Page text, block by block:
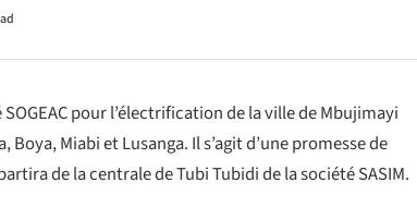
pour l’électrification de la ville de Mbujimayi
Miabi et Lusanga. Il s’agit d’une promesse de
de la centrale de Tubi Tubidi de la société SASIM.